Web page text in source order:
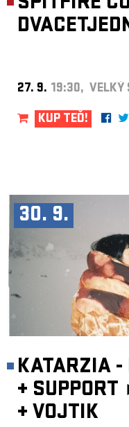
27. 9. 19:30, VELKÝ
KUP TEĎ!
30. 9.
KATARZIA -
+ SUPPORT
+ VOJTIK